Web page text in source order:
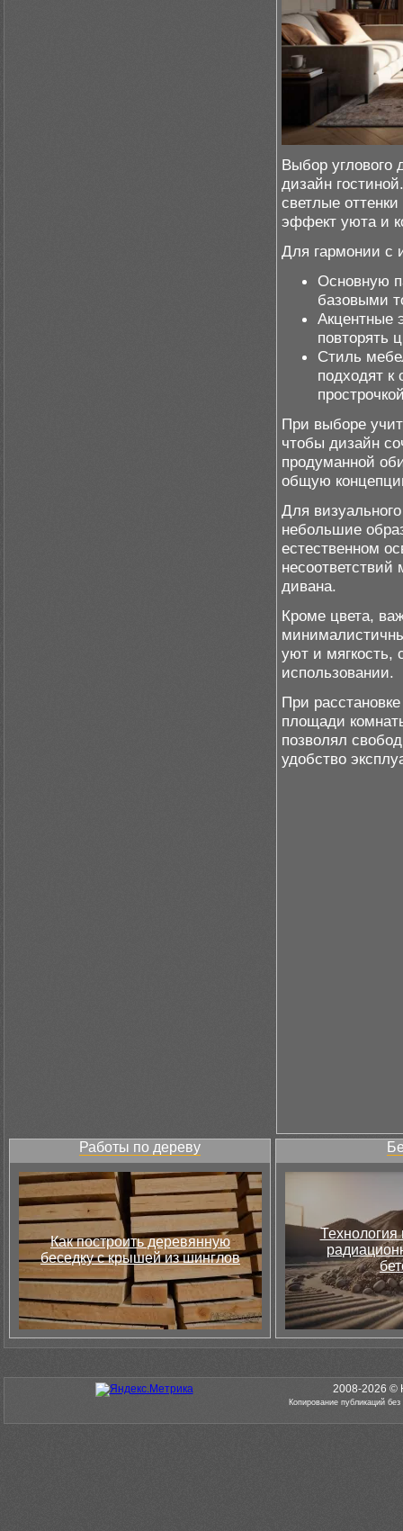
Выбор
дизайн
светлые
эффект уюта и
Для гармонии с
Основную
базовыми
Акцентные
повторять
Стиль
подходят
При выборе
чтобы дизайн
продуманной
общую
Для
небольшие
естественном
дивана.
Кроме цвета,
уют и мягкость,
использовании.
При
площади
позволял
удобство
Работы по дереву
Как построить деревянную
беседку с крышей из шинглов
Технология
2008-2026 ©
Копирование публикаций